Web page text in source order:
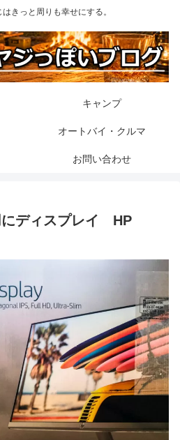
きっと周りも幸せにする。
キャンプ
オートバイ・クルマ
お問い合わせ
にディスプレイ HP